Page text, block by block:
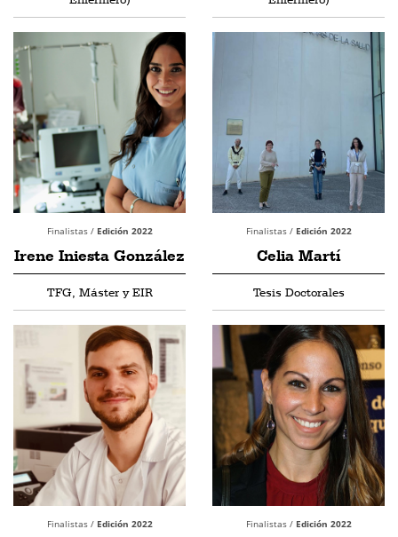
Finalistas / Edición 2022
Irene Iniesta González
Finalistas / Edición 2022
Celia Martí
TFG, Máster y EIR
Finalistas / Edición 2022
Tesis Doctorales
Finalistas / Edición 2022